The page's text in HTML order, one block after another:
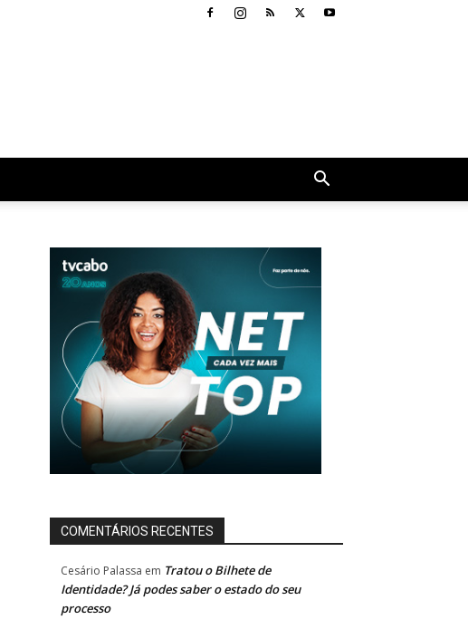
COMENTÁRIOS RECENTES
Cesário Palassa em Tratou o Bilhete de
Identidade? Já podes saber o estado do seu
processo